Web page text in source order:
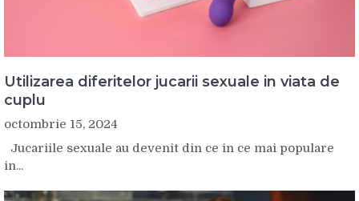
Utilizarea diferitelor jucarii sexuale in viata de
cuplu
octombrie 15, 2024
Jucariile sexuale au devenit din ce in ce mai populare
in...